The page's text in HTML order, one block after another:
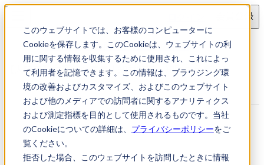
このウェブサイトでは、お客様のコンピューターに
Cookieを保存します。このCookieは、ウェブサイトの利
用に関する情報を収集するために使用され、これによっ
て利用者を記憶できます。この情報は、ブラウジング環
境の改善およびカスタマイズ、およびこのウェブサイト
および他のメディアでの訪問者に関するアナリティクス
および測定指標を目的として使用されるものです。当社
のCookieについての詳細は、 プライバシーポリシーをご
覧ください。
拒否した場合、このウェブサイトを訪問したときに情報
会員登録
求人検索 【大阪市】弁理士の募集
【大阪市】弁理士の募集｜知財転職・知財お仕事ナビ